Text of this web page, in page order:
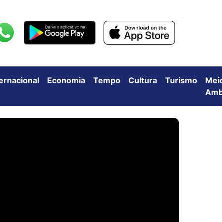
Economia Tempo Cultura Turismo